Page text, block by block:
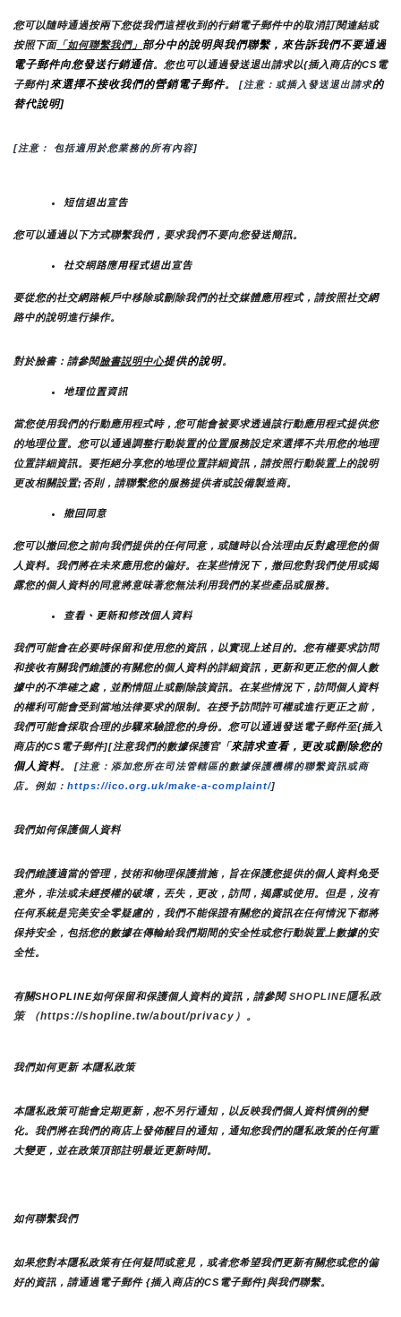
您可以隨時通過按兩下您從我們這裡收到的行銷電子郵件中的取消訂閱連結或
按照下面「如何聯繫我們」 部分中的說明與我們聯繫，來告訴我們不要通過
電子郵件向您發送行銷通信。您也可以通過發送退出請求以{插入商店的CS電
子郵件]來選擇不接收我們的營銷電子郵件。 [注意：或插入發送退出請求的
替代說明]
[注意： 包括適用於您業務的所有內容]
短信退出宣告
您可以通過以下方式聯繫我們，要求我們不要向您發送簡訊。
社交網路應用程式退出宣告
要從您的社交網路帳戶中移除或刪除我們的社交媒體應用程式，請按照社交網
路中的說明進行操作。
對於臉書：請參閱臉書説明中心提供的說明。
地理位置資訊
當您使用我們的行動應用程式時，您可能會被要求透過該行動應用程式提供您
的地理位置。您可以通過調整行動裝置的位置服務設定來選擇不共用您的地理
位置詳細資訊。要拒絕分享您的地理位置詳細資訊，請按照行動裝置上的說明
更改相關設置;否則，請聯繫您的服務提供者或設備製造商。
撤回同意
您可以撤回您之前向我們提供的任何同意，或隨時以合法理由反對處理您的個
人資料。我們將在未來應用您的偏好。在某些情況下，撤回您對我們使用或揭
露您的個人資料的同意將意味著您無法利用我們的某些產品或服務。
查看、更新和修改個人資料
我們可能會在必要時保留和使用您的資訊，以實現上述目的。您有權要求訪問
和接收有關我們維護的有關您的個人資料的詳細資訊，更新和更正您的個人數
據中的不準確之處，並酌情阻止或刪除該資訊。在某些情況下，訪問個人資料
的權利可能會受到當地法律要求的限制。在授予訪問許可權或進行更正之前，
我們可能會採取合理的步驟來驗證您的身份。您可以通過發送電子郵件至{插入
商店的CS電子郵件][注意我們的數據保護官「來請求查看，更改或刪除您的
個人資料。
[注意：添加您所在司法管轄區的數據保護機構的聯繫資訊或商
店。例如： https://ico.org.uk/make-a-complaint/]
我們如何保護個人資料
我們維護適當的管理，技術和物理保護措施，旨在保護您提供的個人資料免受
意外，非法或未經授權的破壞，丟失，更改，訪問，揭露或使用。但是，沒有
任何系統是完美安全零疑慮的，我們不能保證有關您的資訊在任何情況下都將
保持安全，包括您的數據在傳輸給我們期間的安全性或您行動裝置上數據的安
全性。
有關SHOPLINE如何保留和保護個人資料的資訊，請參閱 SHOPLINE隱私政
策 （https://shopline.tw/about/privacy）。
我們如何更新 本隱私政策
本隱私政策可能會定期更新，恕不另行通知，以反映我們個人資料慣例的變
化。我們將在我們的商店上發佈醒目的通知，通知您我們的隱私政策的任何重
大變更，並在政策頂部註明最近更新時間。
如何聯繫我們
如果您對本隱私政策有任何疑問或意見，或者您希望我們更新有關您或您的偏
好的資訊，請通過電子郵件 {插入商店的CS電子郵件]與我們聯繫。